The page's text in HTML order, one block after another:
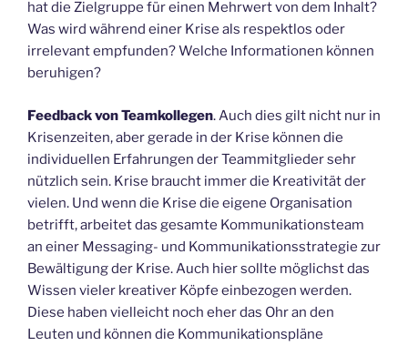
hat die Zielgruppe für einen Mehrwert von dem Inhalt?
Was wird während einer Krise als respektlos oder
irrelevant empfunden? Welche Informationen können
beruhigen?
Feedback von Teamkollegen. Auch dies gilt nicht nur in
Krisenzeiten, aber gerade in der Krise können die
individuellen Erfahrungen der Teammitglieder sehr
nützlich sein. Krise braucht immer die Kreativität der
vielen. Und wenn die Krise die eigene Organisation
betrifft, arbeitet das gesamte Kommunikationsteam
an einer Messaging- und Kommunikationsstrategie zur
Bewältigung der Krise. Auch hier sollte möglichst das
Wissen vieler kreativer Köpfe einbezogen werden.
Diese haben vielleicht noch eher das Ohr an den
Leuten und können die Kommunikationspläne